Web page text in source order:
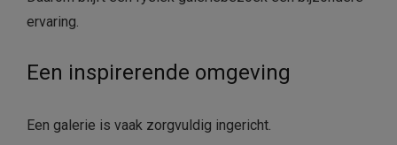
ervaring.
Een inspirerende omgeving
Een galerie is vaak zorgvuldig ingericht.